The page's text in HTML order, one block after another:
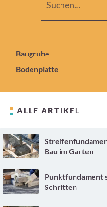
Baugrube
Bodenplatte
ALLE ARTIKEL
Bau im Garten
Punktfundament
Schritten